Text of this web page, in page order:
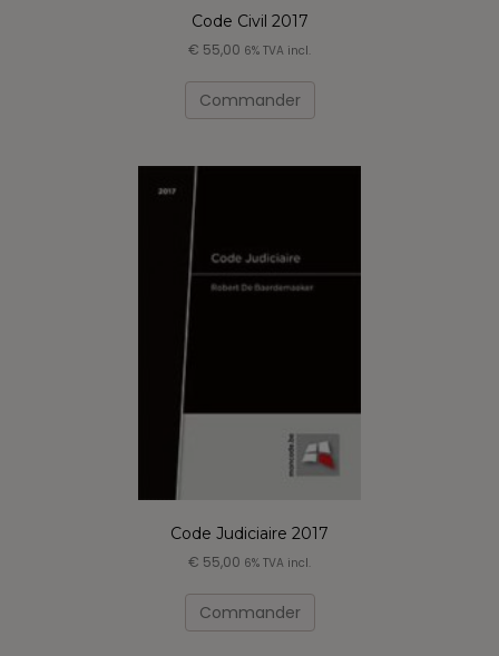
Code Civil 2017
€ 55,00 6% TVA incl.
Commander
Code Judiciaire 2017
€ 55,00 6% TVA incl.
Commander